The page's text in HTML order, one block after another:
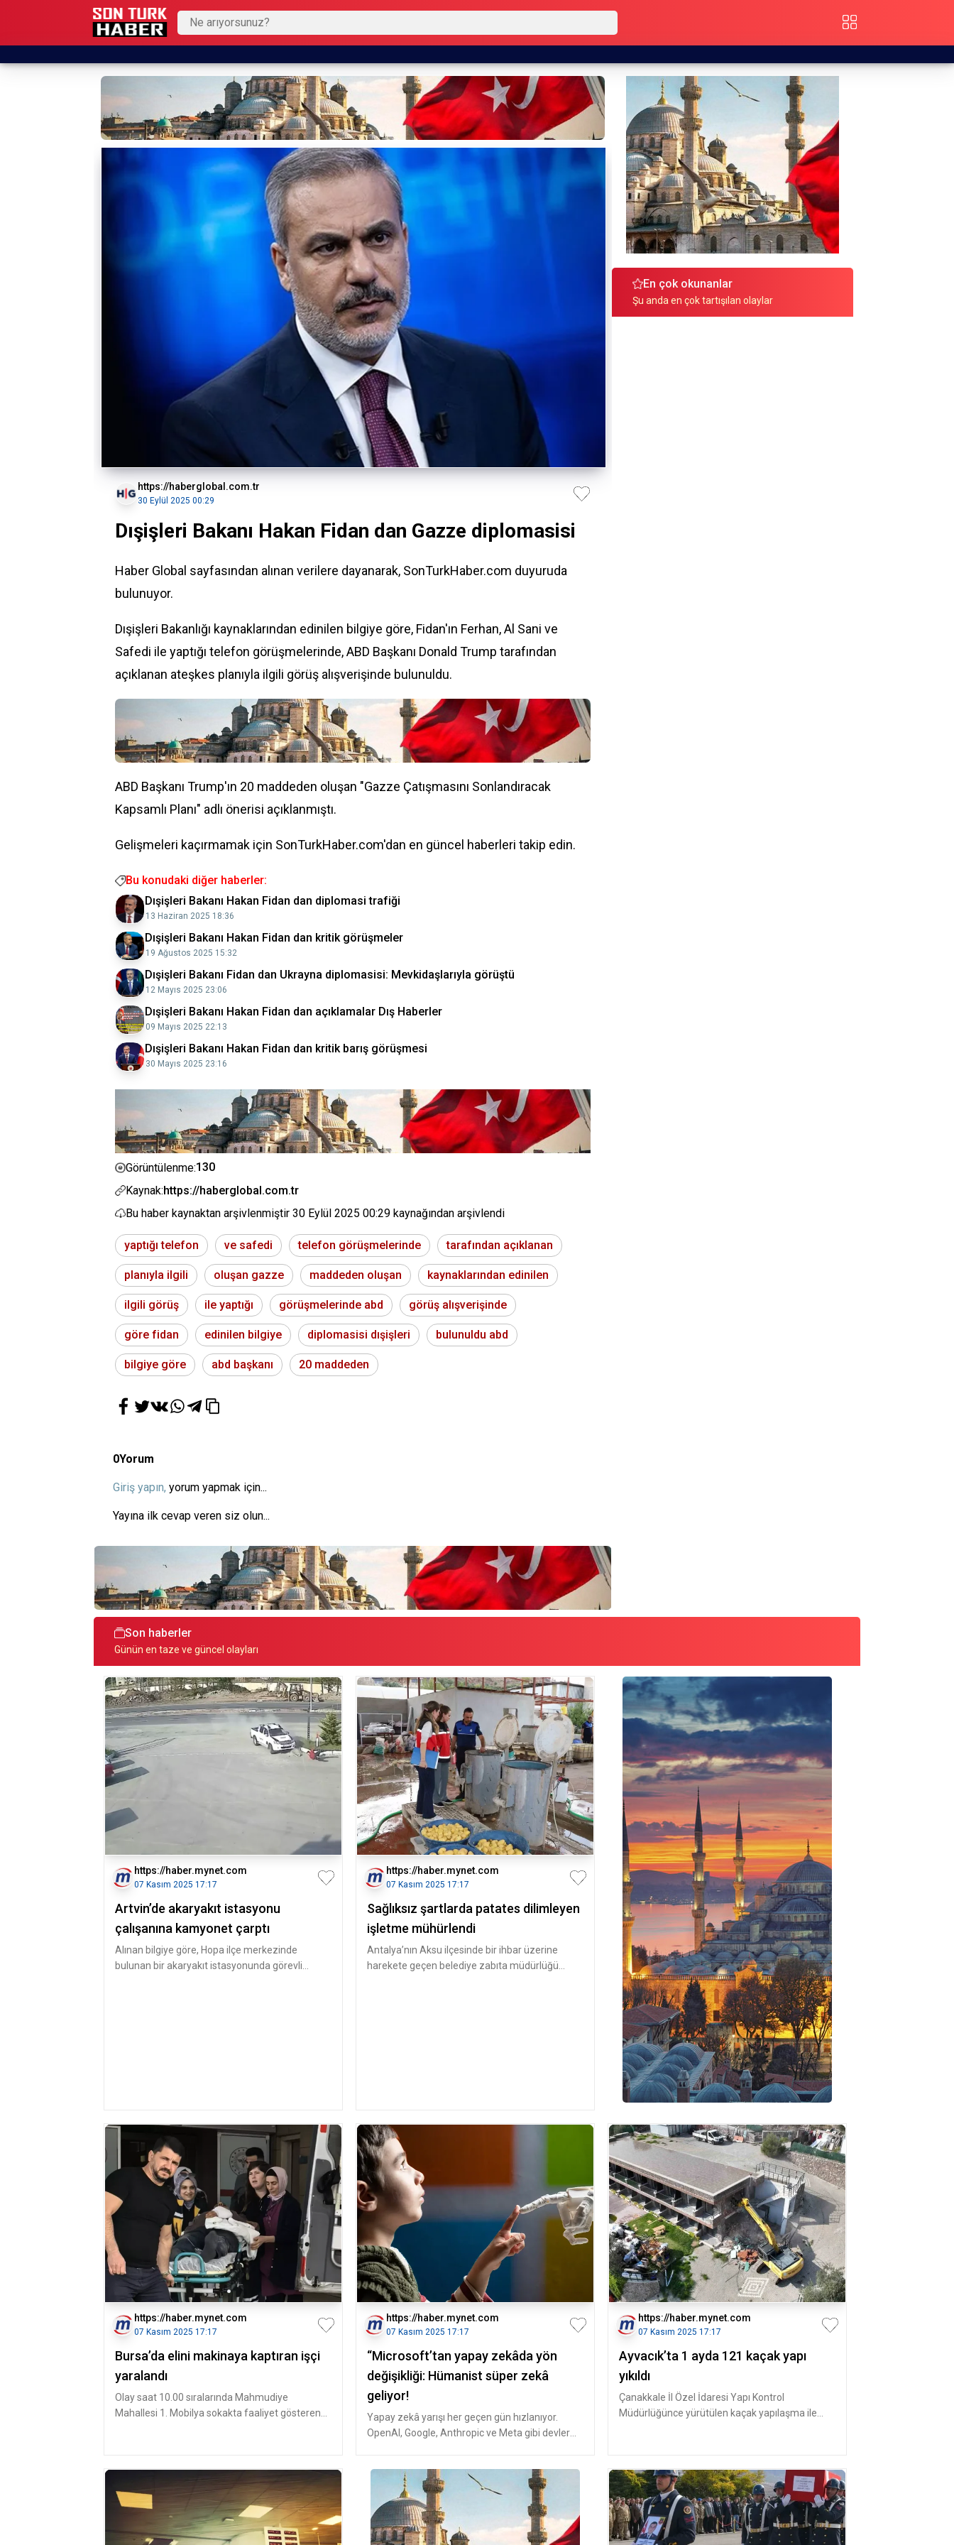
https://haberglobal.com.tr
30 Eylül 2025 00:29
Dışişleri Bakanı Hakan Fidan dan Gazze diplomasisi
Haber Global sayfasından alınan verilere dayanarak, SonTurkHaber.com duyuruda
bulunuyor.
Dışişleri Bakanlığı kaynaklarından edinilen bilgiye göre, Fidan'ın Ferhan, Al Sani ve
Safedi ile yaptığı telefon görüşmelerinde, ABD Başkanı Donald Trump tarafından
açıklanan ateşkes planıyla ilgili görüş alışverişinde bulunuldu.
ABD Başkanı Trump'ın 20 maddeden oluşan "Gazze Çatışmasını Sonlandıracak
Kapsamlı Planı" adlı önerisi açıklanmıştı.
Gelişmeleri kaçırmamak için SonTurkHaber.com'dan en güncel haberleri takip edin.
Bu konudaki diğer haberler:
Dışişleri Bakanı Hakan Fidan dan diplomasi trafiği
13 Haziran 2025 18:36
Dışişleri Bakanı Hakan Fidan dan kritik görüşmeler
19 Ağustos 2025 15:32
Dışişleri Bakanı Fidan dan Ukrayna diplomasisi: Mevkidaşlarıyla görüştü
12 Mayıs 2025 23:06
Dışişleri Bakanı Hakan Fidan dan açıklamalar Dış Haberler
09 Mayıs 2025 22:13
Dışişleri Bakanı Hakan Fidan dan kritik barış görüşmesi
30 Mayıs 2025 23:16
Görüntülenme:130
Kaynak:https://haberglobal.com.tr
Bu haber kaynaktan arşivlenmiştir 30 Eylül 2025 00:29 kaynağından arşivlendi
yaptığı telefon ve safedi telefon görüşmelerinde tarafından açıklanan
planıyla ilgili oluşan gazze maddeden oluşan kaynaklarından edinilen
ilgili görüş ile yaptığı görüşmelerinde abd görüş alışverişinde
göre fidan edinilen bilgiye diplomasisi dışişleri bulunuldu abd
bilgiye göre abd başkanı 20 maddeden
0Yorum
Giriş yapın, yorum yapmak için...
Yayına ilk cevap veren siz olun...
En çok okunanlar
Şu anda en çok tartışılan olaylar
Son haberler
Günün en taze ve güncel olayları
https://haber.mynet.com
07 Kasım 2025 17:17
Artvin’de akaryakıt istasyonu
çalışanına kamyonet çarptı
Alınan bilgiye göre, Hopa ilçe merkezinde
bulunan bir akaryakıt istasyonunda görevli
https://haber.mynet.com
07 Kasım 2025 17:17
Sağlıksız şartlarda patates dilimleyen
işletme mühürlendi
Antalya’nın Aksu ilçesinde bir ihbar üzerine
harekete geçen belediye zabıta müdürlüğü
https://haber.mynet.com
07 Kasım 2025 17:17
Bursa’da elini makinaya kaptıran işçi
yaralandı
Olay saat 10.00 sıralarında Mahmudiye
Mahallesi 1. Mobilya sokakta faaliyet gösteren
https://haber.mynet.com
07 Kasım 2025 17:17
“Microsoft’tan yapay zekâda yön
değişikliği: Hümanist süper zekâ
geliyor!
Yapay zekâ yarışı her geçen gün hızlanıyor.
OpenAI, Google, Anthropic ve Meta gibi devler
https://haber.mynet.com
07 Kasım 2025 17:17
Ayvacık’ta 1 ayda 121 kaçak yapı
yıkıldı
Çanakkale İl Özel İdaresi Yapı Kontrol
Müdürlüğünce yürütülen kaçak yapılaşma ile